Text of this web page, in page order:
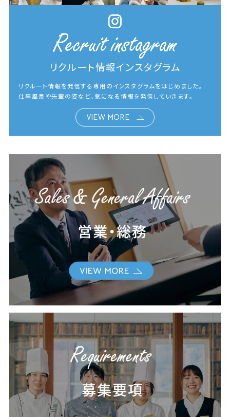
リクルート情報インスタグラム
リクルート情報を発信する専用のインスタグラムをはじめました。
仕事風景や先輩の姿など、気になる情報を発信していきます。
VIEW MORE